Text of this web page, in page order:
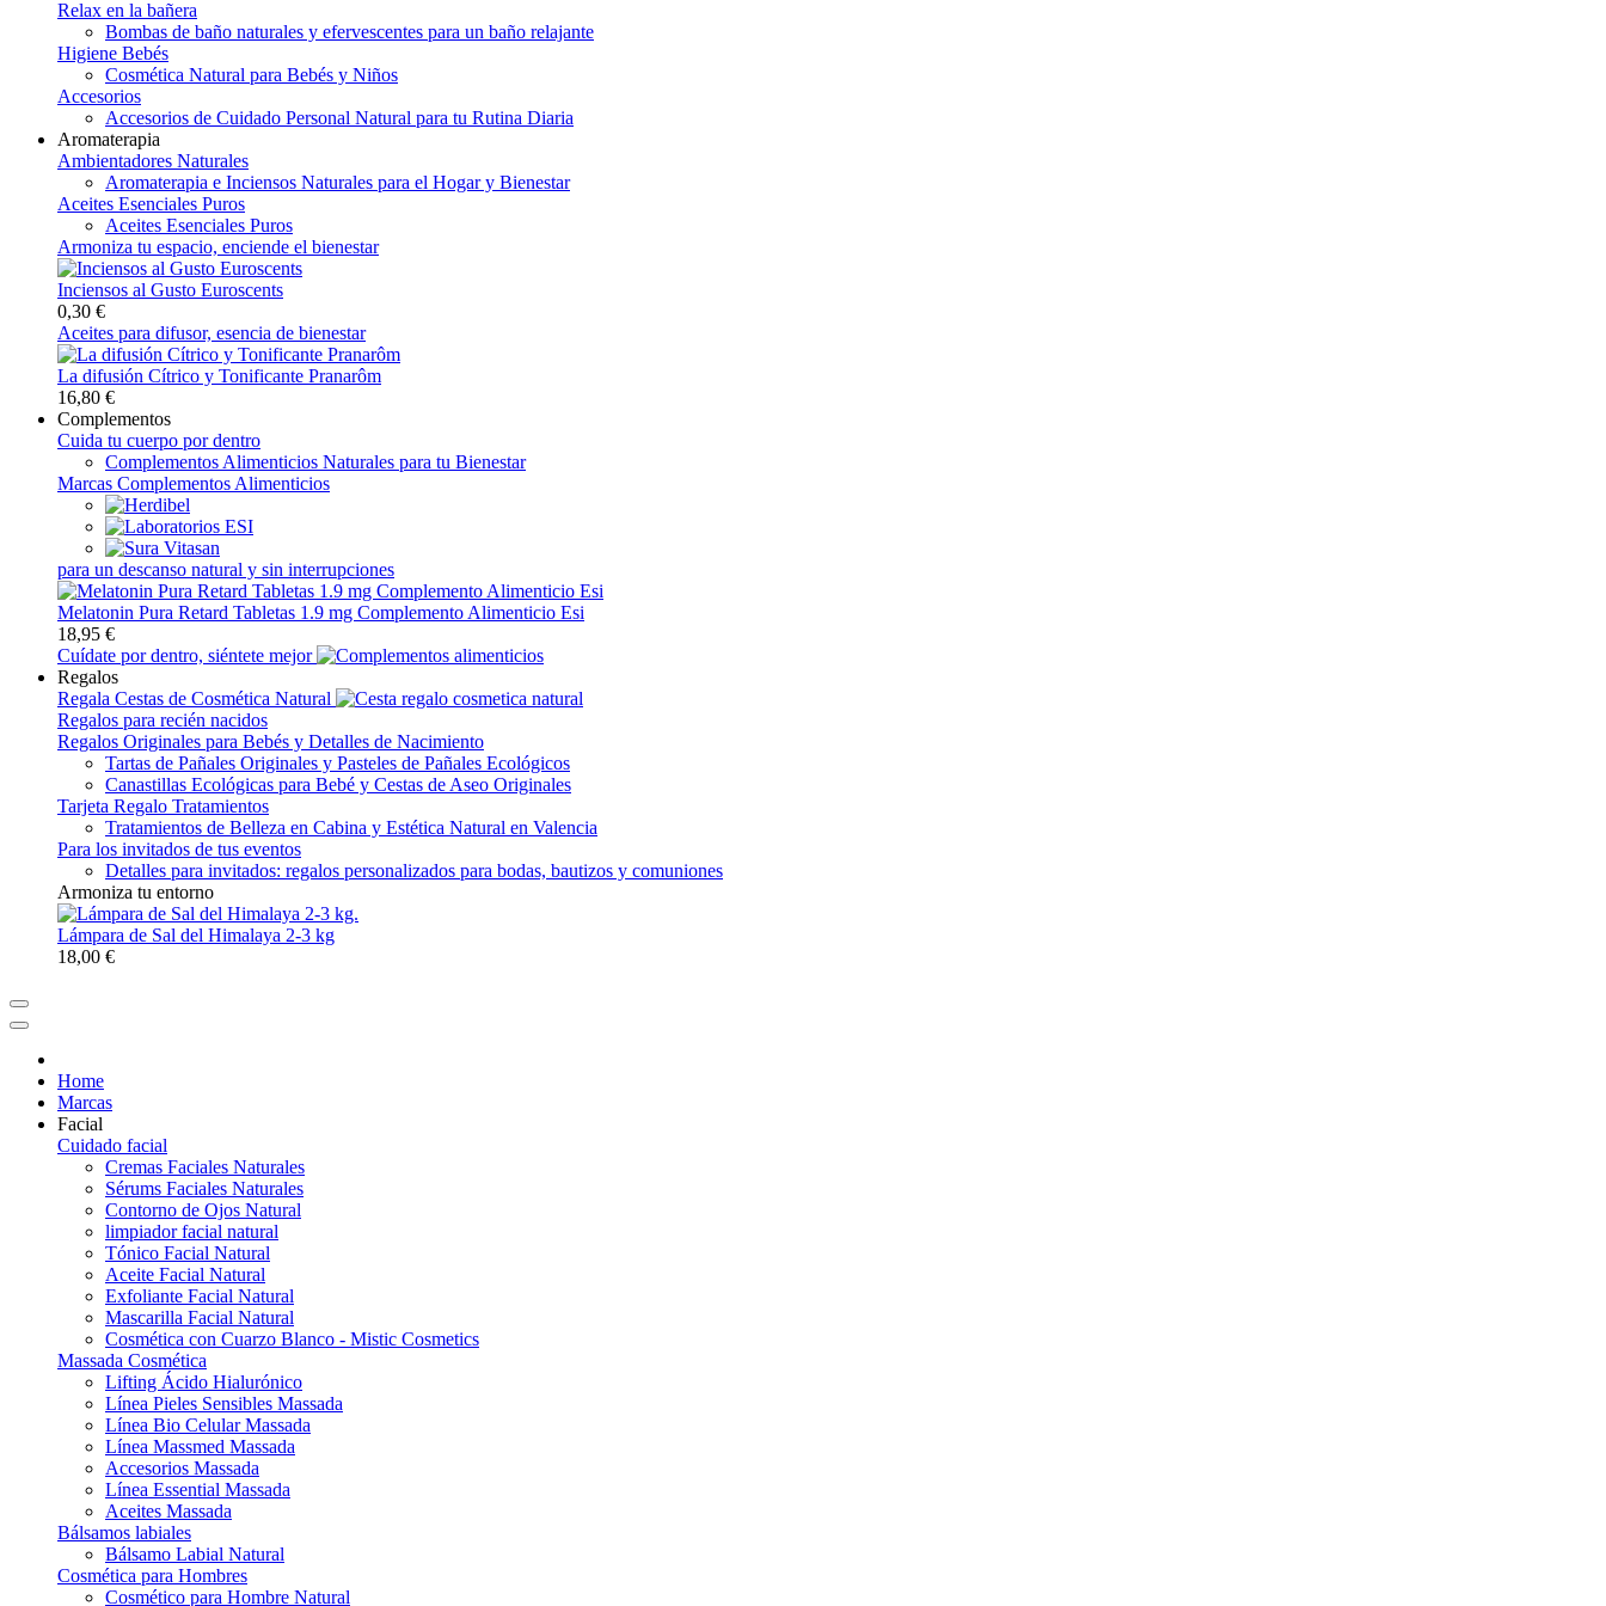
Relax en la bañera
Bombas de baño naturales y efervescentes para un baño relajante
Higiene Bebés
Cosmética Natural para Bebés y Niños
Accesorios
Accesorios de Cuidado Personal Natural para tu Rutina Diaria
Aromaterapia
Ambientadores Naturales
Aromaterapia e Inciensos Naturales para el Hogar y Bienestar
Aceites Esenciales Puros
Aceites Esenciales Puros
Armoniza tu espacio, enciende el bienestar
Inciensos al Gusto Euroscents
0,30 €
Aceites para difusor, esencia de bienestar
La difusión Cítrico y Tonificante Pranarôm
16,80 €
Complementos
Cuida tu cuerpo por dentro
Complementos Alimenticios Naturales para tu Bienestar
Marcas Complementos Alimenticios
para un descanso natural y sin interrupciones
Melatonin Pura Retard Tabletas 1.9 mg Complemento Alimenticio Esi
18,95 €
Cuídate por dentro, siéntete mejor
Regalos
Regala Cestas de Cosmética Natural
Regalos para recién nacidos
Regalos Originales para Bebés y Detalles de Nacimiento
Tartas de Pañales Originales y Pasteles de Pañales Ecológicos
Canastillas Ecológicas para Bebé y Cestas de Aseo Originales
Tarjeta Regalo Tratamientos
Tratamientos de Belleza en Cabina y Estética Natural en Valencia
Para los invitados de tus eventos
Detalles para invitados: regalos personalizados para bodas, bautizos y comuniones
Armoniza tu entorno
Lámpara de Sal del Himalaya 2-3 kg
18,00 €
Home
Marcas
Facial
Cuidado facial
Cremas Faciales Naturales
Sérums Faciales Naturales
Contorno de Ojos Natural
limpiador facial natural
Tónico Facial Natural
Aceite Facial Natural
Exfoliante Facial Natural
Mascarilla Facial Natural
Cosmética con Cuarzo Blanco - Mistic Cosmetics
Massada Cosmética
Lifting Ácido Hialurónico
Línea Pieles Sensibles Massada
Línea Bio Celular Massada
Línea Massmed Massada
Accesorios Massada
Línea Essential Massada
Aceites Massada
Bálsamos labiales
Bálsamo Labial Natural
Cosmética para Hombres
Cosmético para Hombre Natural